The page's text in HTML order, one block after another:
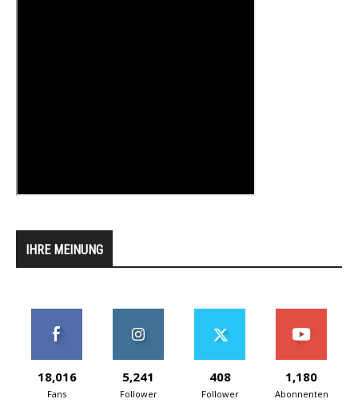
IHRE MEINUNG
18,016
Fans
5,241
Follower
408
Follower
1,180
Abonnenten